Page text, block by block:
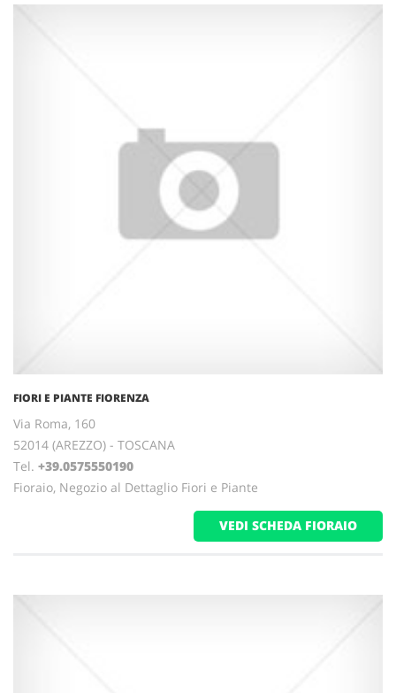
FIORI E PIANTE FIORENZA
Via Roma, 160
52014 (AREZZO) - TOSCANA
Tel. +39.0575550190
Fioraio, Negozio al Dettaglio Fiori e Piante
VEDI SCHEDA FIORAIO